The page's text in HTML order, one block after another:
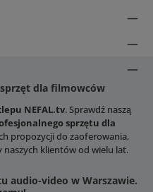
dla filmowców
NEFAL.tv. Sprawdź naszą
sprzętu dla
propozycji do zaoferowania,
naszych klientów od wielu lat.
audio-video w Warszawie.